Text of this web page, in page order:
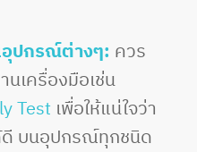
อุปกรณ์ต่างๆ: ควร
นเครื่องมือเช่น
Testเพื่อให้แน่ใจว่า
ดี บนอุปกรณ์ทุกชนิด